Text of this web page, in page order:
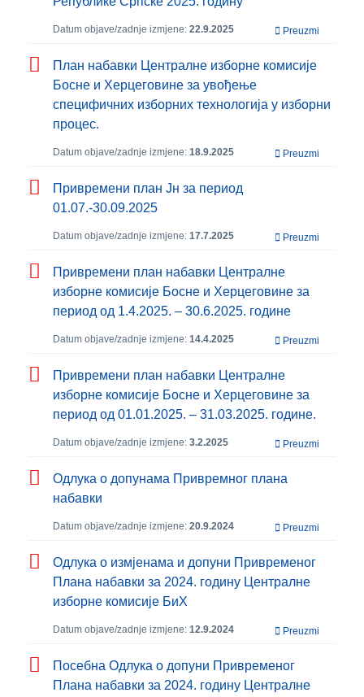
Datum objave/zadnje izmjene: 22.9.2025 Preuzmi
План набавки Централне изборне комисије
Босне и Херцеговине за увођење
специфичних изборних технологија у изборни
процес.
Datum objave/zadnje izmjene: 18.9.2025 Preuzmi
Привремени план Јн за период
01.07.-30.09.2025
Datum objave/zadnje izmjene: 17.7.2025 Preuzmi
Приврeмeни план набавки Цeнтралнe
изборнe комисијe Боснe и Хeрцeговинe за
пeриод од 1.4.2025. – 30.6.2025. годинe
Datum objave/zadnje izmjene: 14.4.2025 Preuzmi
Привремени план набавки Централне
изборне комисије Босне и Херцеговине за
период од 01.01.2025. – 31.03.2025. године.
Datum objave/zadnje izmjene: 3.2.2025 Preuzmi
Одлука о допунама Привремног плана
набавки
Datum objave/zadnje izmjene: 20.9.2024 Preuzmi
Одлука о измјенама и допуни Привременог
Плана набавки за 2024. годину Централне
изборне комисије БиХ
Datum objave/zadnje izmjene: 12.9.2024 Preuzmi
Посебна Одлука о допуни Привременог
Плана набавки за 2024. годину Централне